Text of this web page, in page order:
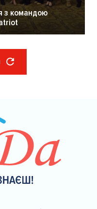
з командою